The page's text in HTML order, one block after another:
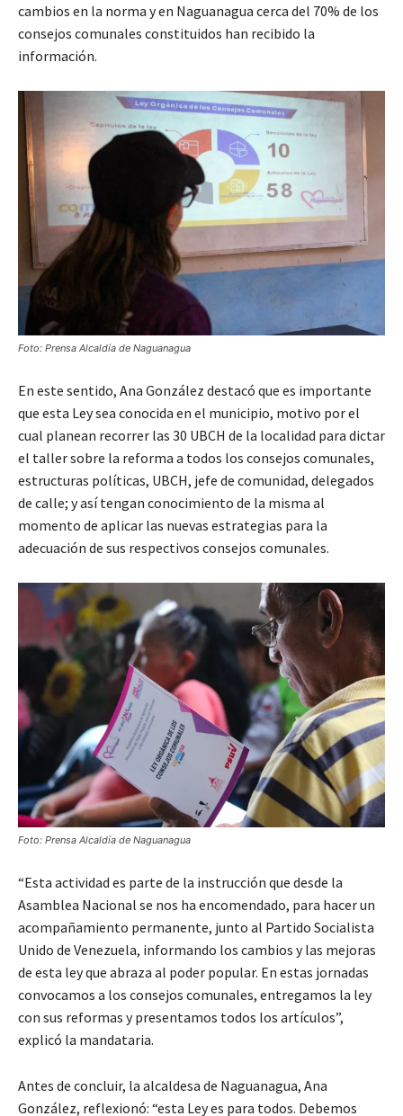
cambios en la norma y en Naguanagua cerca del 70% de los
consejos comunales constituidos han recibido la
información.
Foto: Prensa Alcaldía de Naguanagua
En este sentido, Ana González destacó que es importante
que esta Ley sea conocida en el municipio, motivo por el
cual planean recorrer las 30 UBCH de la localidad para dictar
el taller sobre la reforma a todos los consejos comunales,
estructuras políticas, UBCH, jefe de comunidad, delegados
de calle; y así tengan conocimiento de la misma al
momento de aplicar las nuevas estrategias para la
adecuación de sus respectivos consejos comunales.
Foto: Prensa Alcaldía de Naguanagua
“Esta actividad es parte de la instrucción que desde la
Asamblea Nacional se nos ha encomendado, para hacer un
acompañamiento permanente, junto al Partido Socialista
Unido de Venezuela, informando los cambios y las mejoras
de esta ley que abraza al poder popular. En estas jornadas
convocamos a los consejos comunales, entregamos la ley
con sus reformas y presentamos todos los artículos”,
explicó la mandataria.
Antes de concluir, la alcaldesa de Naguanagua, Ana
González, reflexionó: “esta Ley es para todos. Debemos